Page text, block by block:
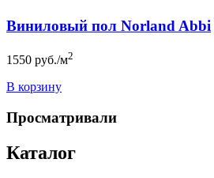
Виниловый пол Norland Abbi
1550 руб./м2
В корзину
Просматривали
Каталог